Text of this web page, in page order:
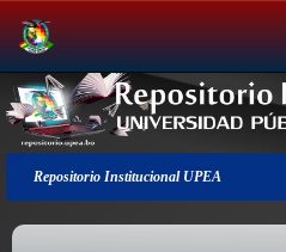
Salir
de
la
navegación
Repositorio Institucional UPEA